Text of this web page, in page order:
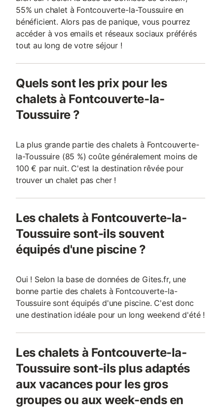
55% un chalet à Fontcouverte-la-Toussuire en
bénéficient. Alors pas de panique, vous pourrez
accéder à vos emails et réseaux sociaux préférés
tout au long de votre séjour !
Quels sont les prix pour les
chalets à Fontcouverte-la-
Toussuire ?
La plus grande partie des chalets à Fontcouverte-
la-Toussuire (85 %) coûte généralement moins de
100 € par nuit. C'est la destination rêvée pour
trouver un chalet pas cher !
Les chalets à Fontcouverte-la-
Toussuire sont-ils souvent
équipés d'une piscine ?
Oui ! Selon la base de données de Gites.fr, une
bonne partie des chalets à Fontcouverte-la-
Toussuire sont équipés d'une piscine. C'est donc
une destination idéale pour un long weekend d'été !
Les chalets à Fontcouverte-la-
Toussuire sont-ils plus adaptés
aux vacances pour les gros
groupes ou aux week-ends en